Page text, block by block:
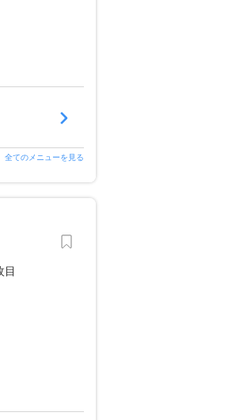
全てのメニューを見る